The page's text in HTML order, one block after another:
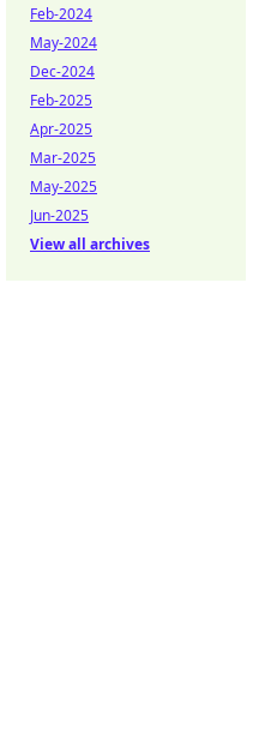
Feb-2024
May-2024
Dec-2024
Feb-2025
Apr-2025
Mar-2025
May-2025
Jun-2025
View all archives